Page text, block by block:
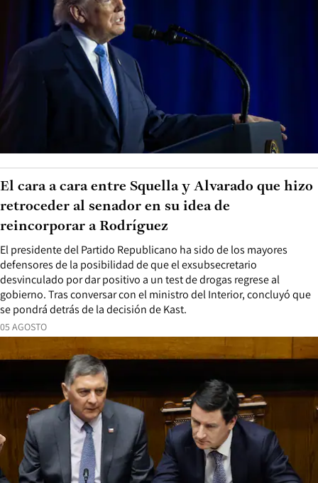
05 AGOSTO
El presidente del Partido Republicano ha sido de los mayores
defensores de la posibilidad de que el exsubsecretario
desvinculado por dar positivo a un test de drogas regrese al
gobierno. Tras conversar con el ministro del Interior, concluyó que
se pondrá detrás de la decisión de Kast.
El cara a cara entre Squella y Alvarado que hizo
retroceder al senador en su idea de
reincorporar a Rodríguez